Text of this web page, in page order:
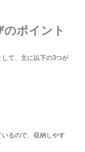
のポイント
て、主に以下の3つが
るので、収納しやす